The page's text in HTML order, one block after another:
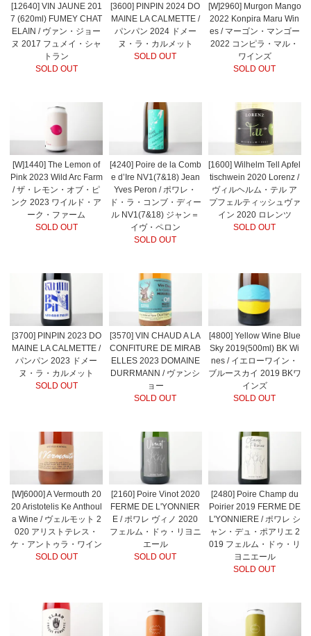
[12640] VIN JAUNE 201
7 (620ml) FUMEY CHAT
ELAIN / ヴァン・ジョー
ヌ 2017 フュメイ・シャ
トラン
SOLD OUT
[3600] PINPIN 2024 DO
MAINE LA CALMETTE /
パンパン 2024 ドメー
ヌ・ラ・カルメット
SOLD OUT
[W]2960] Murgon Mango
2022 Konpira Maru Win
es / マーゴン・マンゴー
2022 コンピラ・マル・
ワインズ
SOLD OUT
[W]1440] The Lemon of
Pink 2023 Wild Arc Farm
/ ザ・レモン・オブ・ピ
ンク 2023 ワイルド・ア
ーク・ファーム
SOLD OUT
[4240] Poire de la Comb
e d’Ire NV1(7&18) Jean
Yves Peron / ポワレ・
ド・ラ・コンブ・ディー
ル NV1(7&18) ジャン＝
イヴ・ペロン
SOLD OUT
[1600] Wilhelm Tell Apfel
tischwein 2020 Lorenz /
ヴィルヘルム・テル ア
プフェルティッシュヴァ
イン 2020 ロレンツ
SOLD OUT
[3700] PINPIN 2023 DO
MAINE LA CALMETTE /
パンパン 2023 ドメー
ヌ・ラ・カルメット
SOLD OUT
[3570] VIN CHAUD A LA
CONFITURE DE MIRAB
ELLES 2023 DOMAINE
DURRMANN / ヴァンシ
ョー
SOLD OUT
[4800] Yellow Wine Blue
Sky 2019(500ml) BK Wi
nes / イエローワイン・
ブルースカイ 2019 BKワ
インズ
SOLD OUT
[W]6000] A Vermouth 20
20 Aristotelis Ke Anthoul
a Wine / ヴェルモット 2
020 アリストテレス・
ケ・アントゥラ・ワイン
SOLD OUT
[2160] Poire Vinot 2020
FERME DE L'YONNIER
E / ポワレ ヴィノ 2020
フェルム・ドゥ・リヨニ
エール
SOLD OUT
[2480] Poire Champ du
Poirier 2019 FERME DE
L'YONNIERE / ポワレ シ
ャン・デュ・ポアリエ 2
019 フェルム・ドゥ・リ
ヨニエール
SOLD OUT